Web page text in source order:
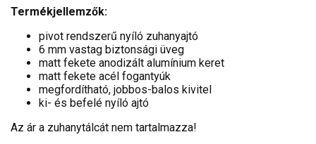
Termékjellemzők:
pivot rendszerű nyíló zuhanyajtó
6 mm vastag biztonsági üveg
matt fekete anodizált alumínium keret
matt fekete acél fogantyúk
megfordítható, jobbos-balos kivitel
ki- és befelé nyíló ajtó
Az ár a zuhanytálcát nem tartalmazza!